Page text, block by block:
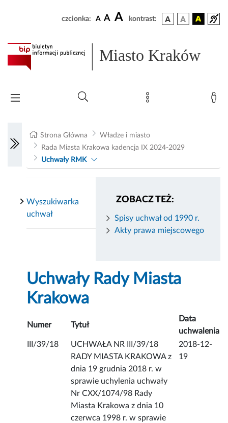
czcionka: A A A kontrast:
Miasto Kraków
Strona Główna
Władze i miasto
Rada Miasta Krakowa kadencja IX 2024-2029
Uchwały RMK
ZOBACZ TEŻ:
Spisy uchwał od 1990 r.
Akty prawa miejscowego
Wyszukiwarka
uchwał
Uchwały Rady Miasta
Krakowa
Numer Tytuł
Data
uchwalenia
III/39/18
UCHWAŁA NR III/39/18
RADY MIASTA KRAKOWA z
dnia 19 grudnia 2018 r. w
sprawie uchylenia uchwały
Nr CXX/1074/98 Rady
Miasta Krakowa z dnia 10
czerwca 1998 r. w sprawie
2018-12-
19